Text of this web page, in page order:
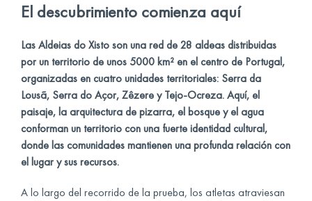
El descubrimiento comienza aquí
Las Aldeias do Xisto son una red de 28 aldeas distribuidas
por un territorio de unos 5000 km² en el centro de Portugal,
organizadas en cuatro unidades territoriales: Serra da
Lousã, Serra do Açor, Zêzere y Tejo-Ocreza. Aquí, el
paisaje, la arquitectura de pizarra, el bosque y el agua
conforman un territorio con una fuerte identidad cultural,
donde las comunidades mantienen una profunda relación con
el lugar y sus recursos.
A lo largo del recorrido de la prueba, los atletas atraviesan